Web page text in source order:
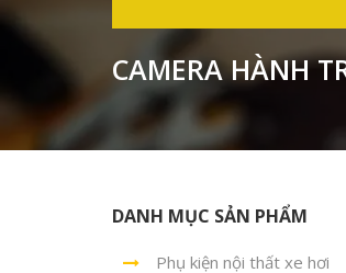
CAMERA HÀNH
DANH MỤC SẢN PHẨM
Phụ kiện nội thất xe hơi